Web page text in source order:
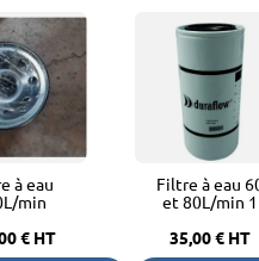
à eau
min
€ HT
Filtre à eau
et 80L/min 1
35,00 € HT